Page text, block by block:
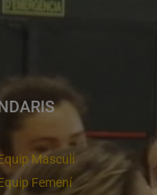
Masculí
Femení